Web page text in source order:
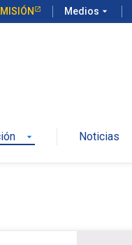
Medios arrow_drop_down
arrow_drop_down Noticias